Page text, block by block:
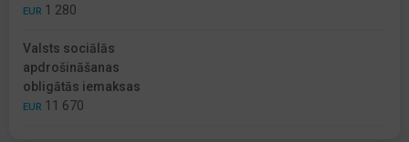
EUR 1 280
Valsts sociālās
apdrošināšanas
obligātās iemaksas
EUR 11 670